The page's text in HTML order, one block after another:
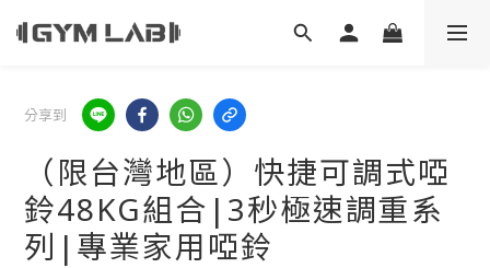
分享到
（限台灣地區）快捷可調式啞
鈴48KG組合|3秒極速調重系
列|專業家用啞鈴